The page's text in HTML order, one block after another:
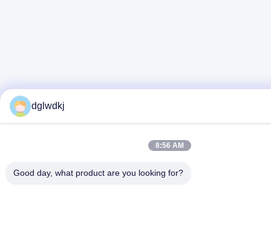
dglwdkj
8:56 AM
Good day, what product are you looking for?